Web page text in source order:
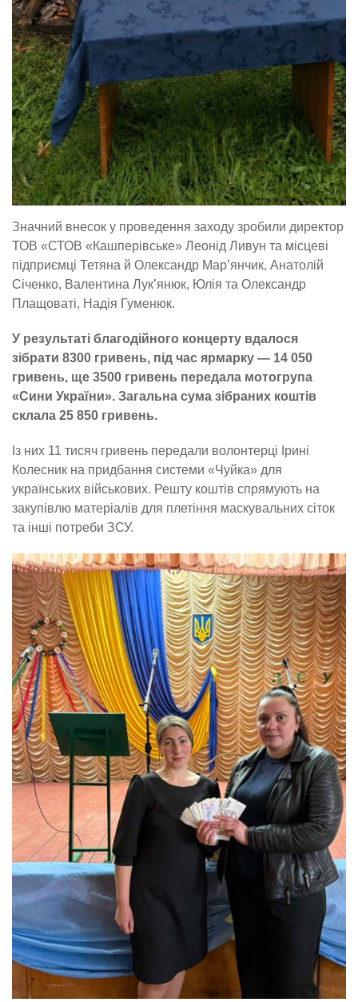
Значний внесок у проведення заходу зробили директор
ТОВ «СТОВ «Кашперівське» Леонід Ливун та місцеві
підприємці Тетяна й Олександр Мар’янчик, Анатолій
Січенко, Валентина Лук’янюк, Юлія та Олександр
Плащоваті, Надія Гуменюк.
У результаті благодійного концерту вдалося
зібрати 8300 гривень, під час ярмарку — 14 050
гривень, ще 3500 гривень передала мотогрупа
«Сини України». Загальна сума зібраних коштів
склала 25 850 гривень.
Із них 11 тисяч гривень передали волонтерці Ірині
Колесник на придбання системи «Чуйка» для
українських військових. Решту коштів спрямують на
закупівлю матеріалів для плетіння маскувальних сіток
та інші потреби ЗСУ.